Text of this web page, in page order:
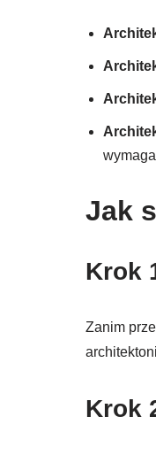
Jak
Krok
Zanim
Krok